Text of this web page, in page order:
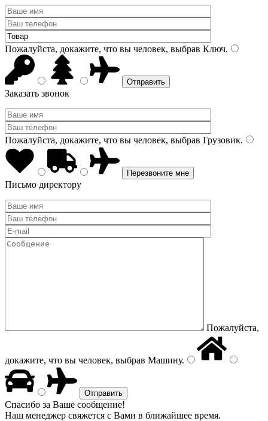
Пожалуйста, докажите, что вы человек, выбрав Ключ.
Заказать звонок
Пожалуйста, докажите, что вы человек, выбрав Грузовик.
Письмо директору
Пожалуйста,
докажите, что вы человек, выбрав Машину.
Спасибо за Ваше сообщение!
Наш менеджер свяжется с Вами в ближайшее время.